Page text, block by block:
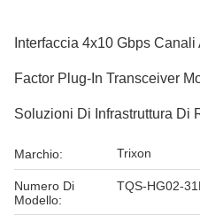
Interfaccia 4x10 Gbps
Factor Plug-In Transceiver
Soluzioni Di Infrastruttura Di
Marchio: Trixon
Numero Di
Modello:
TQS-HG02-